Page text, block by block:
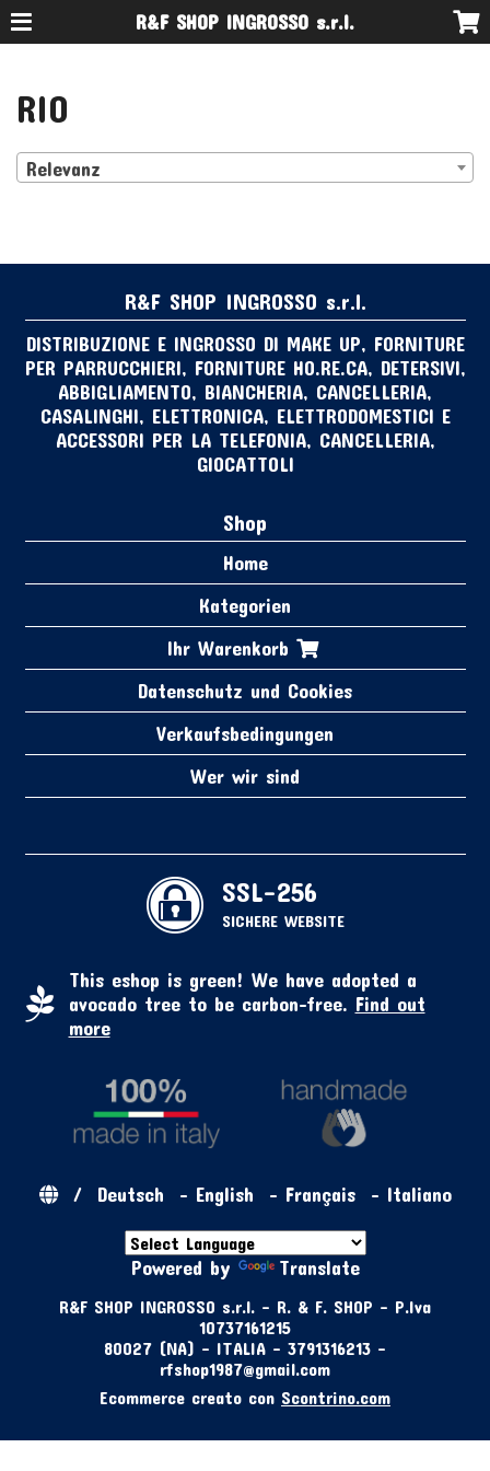
R&F SHOP INGROSSO s.r.l.
RIO
Relevanz
R&F SHOP INGROSSO s.r.l.
DISTRIBUZIONE E INGROSSO DI MAKE UP, FORNITURE
PER PARRUCCHIERI, FORNITURE HO.RE.CA, DETERSIVI,
ABBIGLIAMENTO, BIANCHERIA, CANCELLERIA,
CASALINGHI, ELETTRONICA, ELETTRODOMESTICI E
ACCESSORI PER LA TELEFONIA, CANCELLERIA,
GIOCATTOLI
Shop
Home
Kategorien
Ihr Warenkorb
Datenschutz und Cookies
Verkaufsbedingungen
Wer wir sind
SSL-256
SICHERE WEBSITE
This eshop is green! We have adopted a
avocado tree to be carbon-free. Find out
more
/ Deutsch - English - Français- Italiano
Powered by Translate
R&F SHOP INGROSSO s.r.l. - R. & F. SHOP - P.Iva
10737161215
80027 (NA) - ITALIA - 3791316213 -
rfshop1987@gmail.com
Ecommerce creato con Scontrino.com